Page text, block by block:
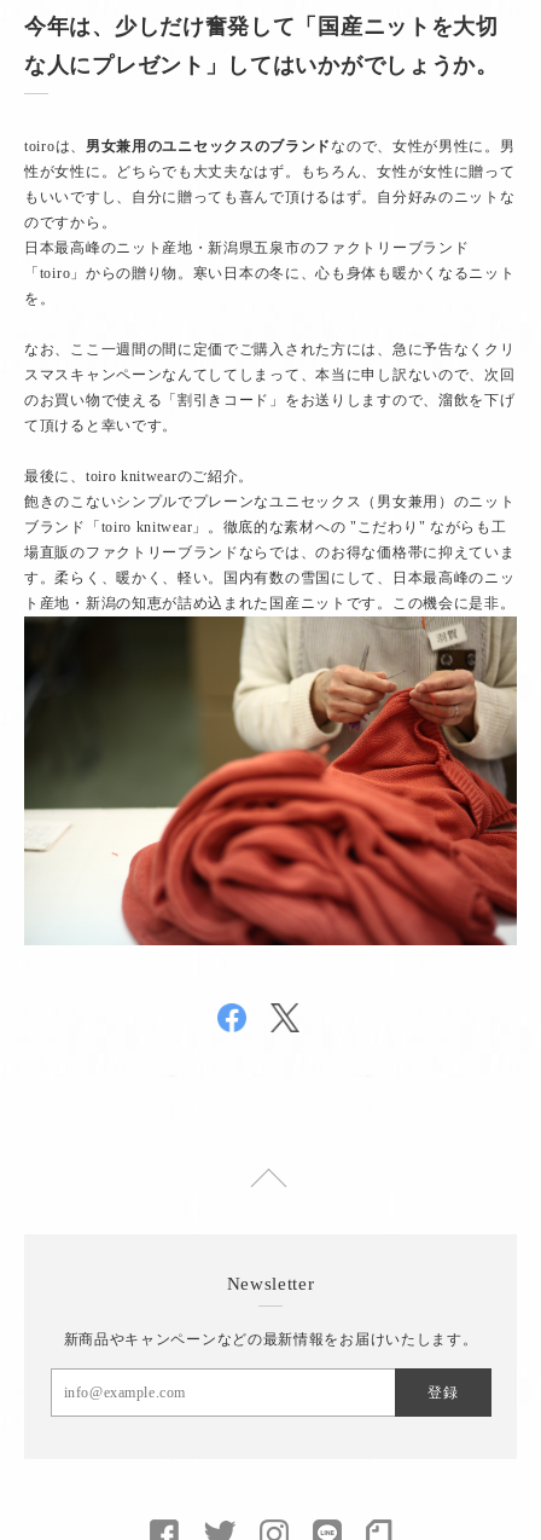
今年は、少しだけ奮発して「国産ニットを大切
な人にプレゼント」してはいかがでしょうか。
toiroは、 男女兼用のユニセックスのブランドなので、女性が男性に。男
性が女性に。どちらでも大丈夫なはず。もちろん、女性が女性に贈って
もいいですし、自分に贈っても喜んで頂けるはず。自分好みのニットな
のですから。
日本最高峰のニット産地・新潟県五泉市のファクトリーブランド
「toiro」からの贈り物。寒い日本の冬に、心も身体も暖かくなるニット
を。
なお、ここ一週間の間に定価でご購入された方には、急に予告なくクリ
スマスキャンペーンなんてしてしまって、本当に申し訳ないので、次回
のお買い物で使える「割引きコード」をお送りしますので、溜飲を下げ
て頂けると幸いです。
最後に、toiro knitwearのご紹介。
飽きのこないシンプルでプレーンなユニセックス（男女兼用）のニット
ブランド「toiro knitwear」。徹底的な素材への "こだわり" ながらも工
場直販のファクトリーブランドならでは、のお得な価格帯に抑えていま
す。柔らく、暖かく、軽い。国内有数の雪国にして、日本最高峰のニッ
ト産地・新潟の知恵が詰め込まれた国産ニットです。この機会に是非。
Newsletter
新商品やキャンペーンなどの最新情報をお届けいたします。
登録